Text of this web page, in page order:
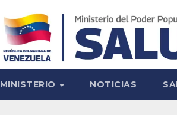
MINISTERIO NOTICIAS